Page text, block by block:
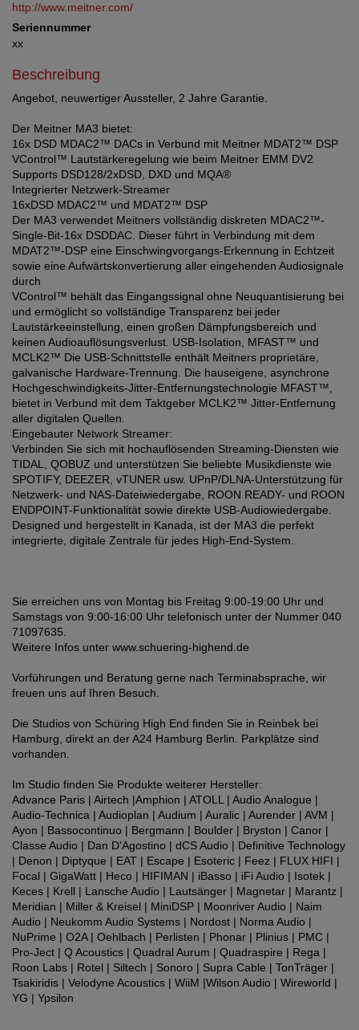
http://www.meitner.com/
Seriennummer
xx
Beschreibung
Angebot, neuwertiger Aussteller, 2 Jahre Garantie.
Der Meitner MA3 bietet:
16x DSD MDAC2™ DACs in Verbund mit Meitner MDAT2™ DSP
VControl™ Lautstärkeregelung wie beim Meitner EMM DV2
Supports DSD128/2xDSD, DXD und MQA®
Integrierter Netzwerk-Streamer
16xDSD MDAC2™ und MDAT2™ DSP
Der MA3 verwendet Meitners vollständig diskreten MDAC2™-
Single-Bit-16x DSDDAC. Dieser führt in Verbindung mit dem
MDAT2™-DSP eine Einschwingvorgangs-Erkennung in Echtzeit
sowie eine Aufwärtskonvertierung aller eingehenden Audiosignale
durch
VControl™ behält das Eingangssignal ohne Neuquantisierung bei
und ermöglicht so vollständige Transparenz bei jeder
Lautstärkeeinstellung, einen großen Dämpfungsbereich und
keinen Audioauflösungsverlust. USB-Isolation, MFAST™ und
MCLK2™ Die USB-Schnittstelle enthält Meitners proprietäre,
galvanische Hardware-Trennung. Die hauseigene, asynchrone
Hochgeschwindigkeits-Jitter-Entfernungstechnologie MFAST™,
bietet in Verbund mit dem Taktgeber MCLK2™ Jitter-Entfernung
aller digitalen Quellen.
Eingebauter Network Streamer:
Verbinden Sie sich mit hochauflösenden Streaming-Diensten wie
TIDAL, QOBUZ und unterstützen Sie beliebte Musikdienste wie
SPOTIFY, DEEZER, vTUNER usw. UPnP/DLNA-Unterstützung für
Netzwerk- und NAS-Dateiwiedergabe, ROON READY- und ROON
ENDPOINT-Funktionalität sowie direkte USB-Audiowiedergabe.
Designed und hergestellt in Kanada, ist der MA3 die perfekt
integrierte, digitale Zentrale für jedes High-End-System.
Sie erreichen uns von Montag bis Freitag 9:00-19:00 Uhr und
Samstags von 9:00-16:00 Uhr telefonisch unter der Nummer 040
71097635.
Weitere Infos unter www.schuering-highend.de
Vorführungen und Beratung gerne nach Terminabsprache, wir
freuen uns auf Ihren Besuch.
Die Studios von Schüring High End finden Sie in Reinbek bei
Hamburg, direkt an der A24 Hamburg Berlin. Parkplätze sind
vorhanden.
Im Studio finden Sie Produkte weiterer Hersteller:
Advance Paris | Airtech |Amphion | ATOLL | Audio Analogue |
Audio-Technica | Audioplan | Audium | Auralic | Aurender | AVM |
Ayon | Bassocontinuo | Bergmann | Boulder | Bryston | Canor |
Classe Audio | Dan D'Agostino | dCS Audio | Definitive Technology
| Denon | Diptyque | EAT | Escape | Esoteric | Feez | FLUX HIFI |
Focal | GigaWatt | Heco | HIFIMAN | iBasso | iFi Audio | Isotek |
Keces | Krell | Lansche Audio | Lautsänger | Magnetar | Marantz |
Meridian | Miller & Kreisel | MiniDSP | Moonriver Audio | Naim
Audio | Neukomm Audio Systems | Nordost | Norma Audio |
NuPrime | O2A | Oehlbach | Perlisten | Phonar | Plinius | PMC |
Pro-Ject | Q Acoustics | Quadral Aurum | Quadraspire | Rega |
Roon Labs | Rotel | Siltech | Sonoro | Supra Cable | TonTräger |
Tsakiridis | Velodyne Acoustics | WiiM |Wilson Audio | Wireworld |
YG | Ypsilon